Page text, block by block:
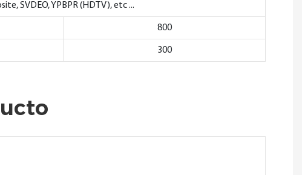
SVDEO, YPBPR (HDTV), etc ...
800
300